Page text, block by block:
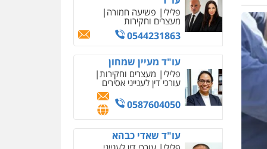
פלילי פשיעה חמורה
מעצרים וחקירות
0544231863
עו"ד מעיין שמחון
פלילי מעצרים וחקירות
עורכי דין לענייני אסירים
0587604050
עו"ד שאדי כבהא
מרכז התחלה חדשה
אסירים עבירות מין
שירותים מקצועיים לעורכי
דין
0544500346
מאיה בלום, עו"ס,
טיפול ושיקום
טיפול בהתמכרויות
שירותים מקצועיים לעורכי
דין